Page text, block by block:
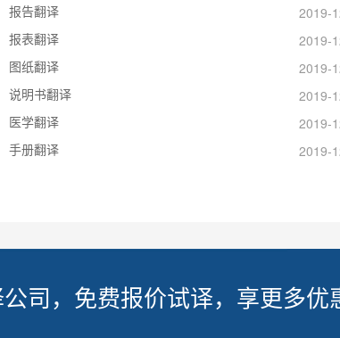
报告翻译
2019-
报表翻译
2019-
图纸翻译
2019-
说明书翻译
2019-
医学翻译
2019-
手册翻译
2019-
司，免费报价试译，享更多优